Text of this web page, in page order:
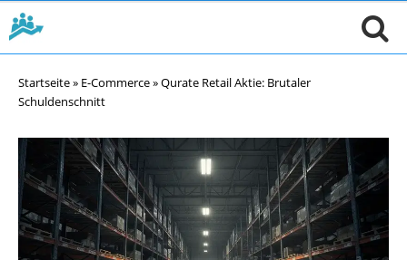
Startseite» E-Commerce»Qurate Retail Aktie: Brutaler
Schuldenschnitt